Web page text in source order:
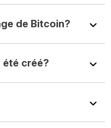
de Bitcoin?
créé?